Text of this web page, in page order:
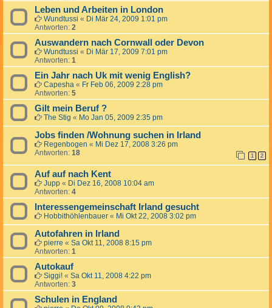
Leben und Arbeiten in London
Wundtussi « Di Mär 24, 2009 1:01 pm
Antworten: 2
Auswandern nach Cornwall oder Devon
Wundtussi « Di Mär 17, 2009 7:01 pm
Antworten: 1
Ein Jahr nach Uk mit wenig English?
Capesha « Fr Feb 06, 2009 2:28 pm
Antworten: 5
Gilt mein Beruf ?
The Stig « Mo Jan 05, 2009 2:35 pm
Jobs finden /Wohnung suchen in Irland
Regenbogen « Mi Dez 17, 2008 3:26 pm
Antworten: 18 1 2
Auf auf nach Kent
Jupp « Di Dez 16, 2008 10:04 am
Antworten: 4
Interessengemeinschaft Irland gesucht
Hobbithöhlenbauer « Mi Okt 22, 2008 3:02 pm
Autofahren in Irland
pierre « Sa Okt 11, 2008 8:15 pm
Antworten: 1
Autokauf
Siggi! « Sa Okt 11, 2008 4:22 pm
Antworten: 3
Schulen in England